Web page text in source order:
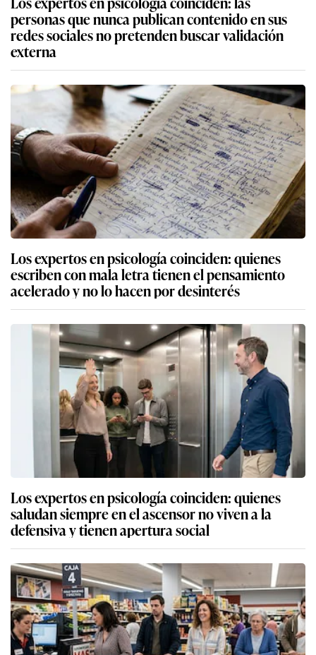
personas que nunca publican contenido en sus
redes sociales no pretenden buscar validación
externa
Los expertos en psicología coinciden: quienes
escriben con mala letra tienen el pensamiento
acelerado y no lo hacen por desinterés
Los expertos en psicología coinciden: quienes
saludan siempre en el ascensor no viven a la
defensiva y tienen apertura social